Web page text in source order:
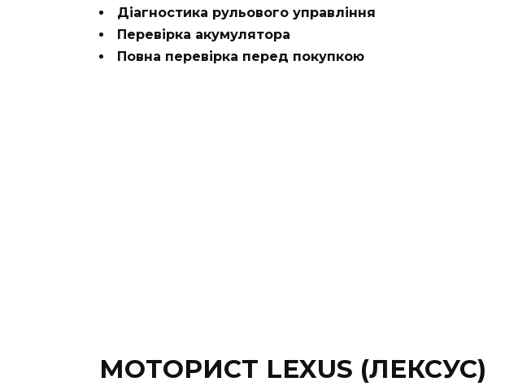
Діагностика рульового управління
Перевірка акумулятора
Повна перевірка перед покупкою
МОТОРИСТ LEXUS (ЛЕКСУС)